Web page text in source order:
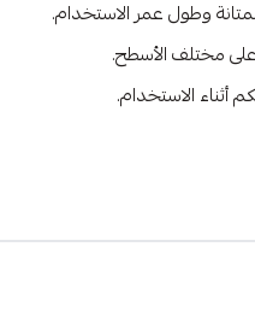
وطول عمر الاستخدام.
مختلف الأسطح.
الاستخدام.